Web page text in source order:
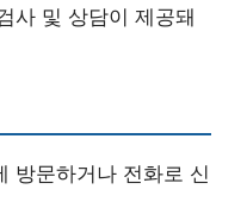
사 및 상담이 제공돼
방문하거나 전화로 신